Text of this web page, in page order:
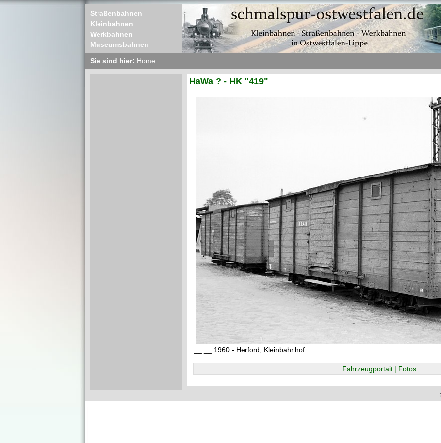
Straßenbahnen
Kleinbahnen
Werkbahnen
Museumsbahnen
Sie sind hier: Home
HaWa ? - HK "419"
__.__.1960 - Herford, Kleinbahnhof
Fahrzeugportait | Fotos